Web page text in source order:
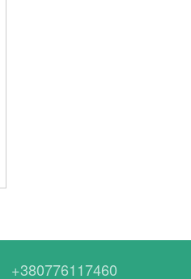
+380776117460